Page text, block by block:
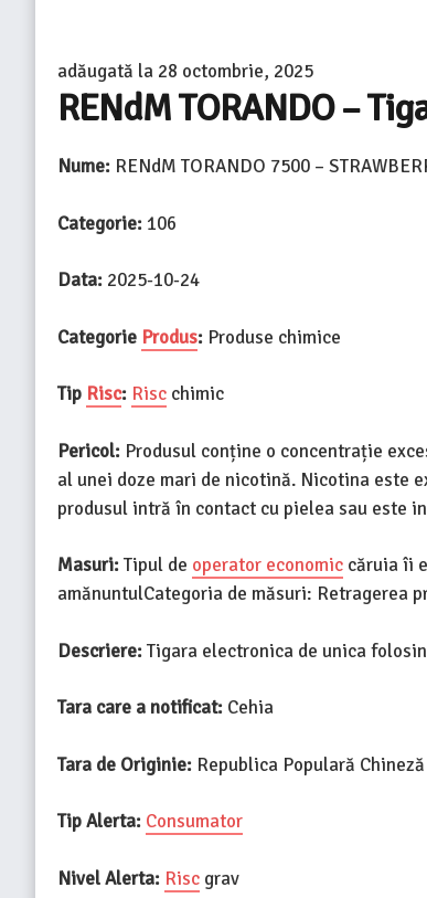
adăugată la 28 octombrie, 2025
RENdM TORANDO –
Nume: RENdM TORANDO 7500 –
Categorie: 106
Data: 2025-10-24
Categorie Produs: Produse chimice
Tip Risc: Risc chimic
Pericol: Produsul conține o concentrație
al unei doze mari de nicotină. Nicotina este
produsul intră în contact cu pielea sau este
Masuri:Tipul de operator economic căruia îi
amănuntulCategoria de măsuri: Retragerea
Descriere:Tigara electronica de unica
Tara care a notificat: Cehia
Tara de Originie: Republica Populară Chineză
Tip Alerta: Consumator
Nivel Alerta: Risc grav